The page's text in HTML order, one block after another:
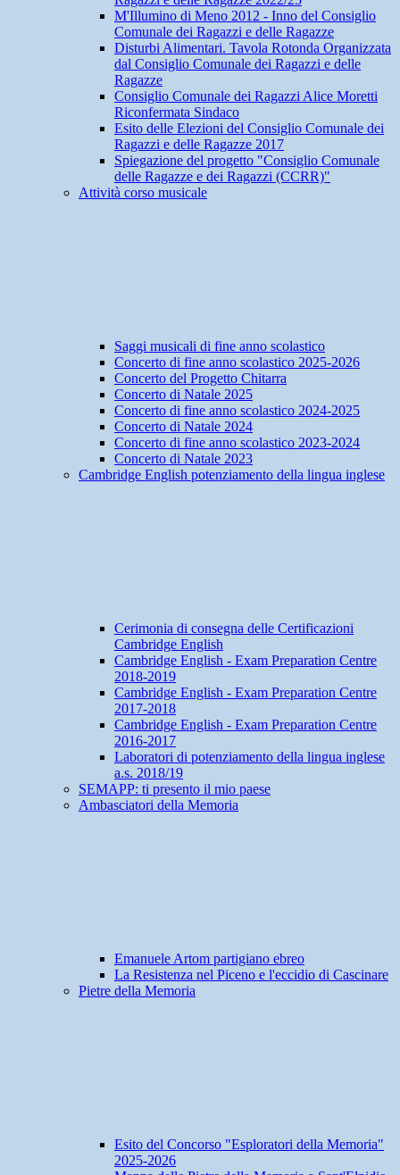
M'Illumino di Meno 2012 - Inno del Consiglio
Comunale dei Ragazzi e delle Ragazze
Disturbi Alimentari. Tavola Rotonda Organizzata
dal Consiglio Comunale dei Ragazzi e delle
Ragazze
Consiglio Comunale dei Ragazzi Alice Moretti
Riconfermata Sindaco
Esito delle Elezioni del Consiglio Comunale dei
Ragazzi e delle Ragazze 2017
Spiegazione del progetto "Consiglio Comunale
delle Ragazze e dei Ragazzi (CCRR)"
Attività corso musicale
Saggi musicali di fine anno scolastico
Concerto di fine anno scolastico 2025-2026
Concerto del Progetto Chitarra
Concerto di Natale 2025
Concerto di fine anno scolastico 2024-2025
Concerto di Natale 2024
Concerto di fine anno scolastico 2023-2024
Concerto di Natale 2023
Cambridge English potenziamento della lingua inglese
Cerimonia di consegna delle Certificazioni
Cambridge English
Cambridge English - Exam Preparation Centre
2018-2019
Cambridge English - Exam Preparation Centre
2017-2018
Cambridge English - Exam Preparation Centre
2016-2017
Laboratori di potenziamento della lingua inglese
a.s. 2018/19
SEMAPP: ti presento il mio paese
Ambasciatori della Memoria
Emanuele Artom partigiano ebreo
La Resistenza nel Piceno e l'eccidio di Cascinare
Pietre della Memoria
Esito del Concorso "Esploratori della Memoria"
2025-2026